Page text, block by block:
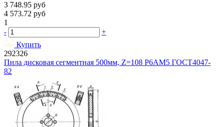
3 748.95 руб
4 573.72 руб
1
-
+
Купить
292326
Пила дисковая сегментная 500мм, Z=108 Р6АМ5 ГОСТ4047-
82